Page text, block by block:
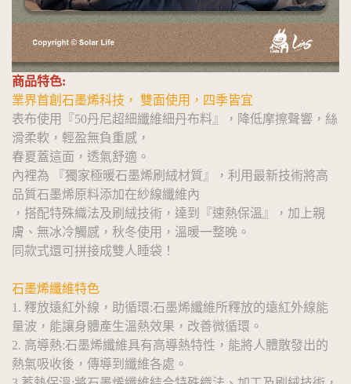
商品特色:
業界首創石墨烯科技， 雙面使用，四季皆宜
表布使用『50丹尼超細纖維細丹布料』，降低摩擦聲響，絲
滑柔軟，輕盈無負重感，
春夏蓋這面，透氣舒適。
內裡為 『獨家極暖石墨烯刷絨材質』，利用最新技術將高
品質石墨烯原料添加在紗線纖維內
，搭配特殊織法及刷絨技術，達到『速熱保溫』，加上親
膚、無冰冷觸感，秋冬使用，溫暖一整晚。
同款式還可拼接成雙人睡袋！
石墨烯纖維特色
1. 釋放遠紅外線，助循環:石墨烯纖維所釋放的遠紅外線能
量波，能讓身體產生溫熱效果，改善微循環。
2. 高導熱:石墨烯纖維具有高導熱特性，能將人體散發出的
熱氣吸收後，傳導到纖維各處。